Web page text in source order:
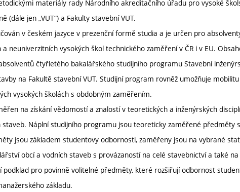
materiály rady Národního akreditačního úřadu pro vysoké
(dále jen „VUT“) a Fakulty stavební VUT.
v českém jazyce v prezenční formě studia a je určen pro
neuniverzitních vysokých škol technického zaměření v ČR i v EU.
čtyřletého bakalářského studijního programu Stavební
na Fakultě stavební VUT. Studijní program rovněž umožňuje
vysokých školách s obdobným zaměřením.
na získání vědomostí a znalostí v teoretických a inženýrských
staveb. Náplní studijního programu jsou teoreticky zaměřené předměty
jsou základem studentovy odbornosti, zaměřeny jsou na vybrané
obcí a vodních staveb s provázaností na celé stavebnictví a také
podklad pro povinně volitelné předměty, které rozšiřují odbornost
základu.